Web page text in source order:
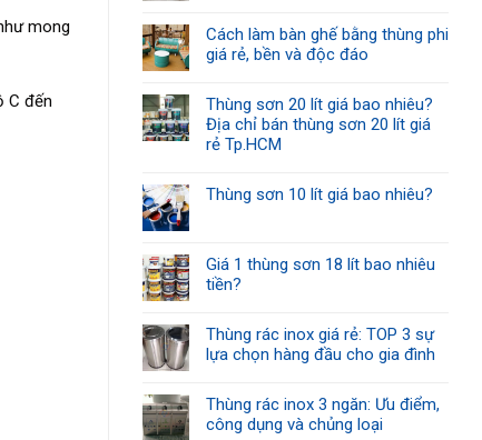
mong
C đến
Cách làm bàn ghế bằng thùng phi
giá rẻ, bền và độc đáo
Thùng sơn 20 lít giá bao nhiêu?
Địa chỉ bán thùng sơn 20 lít giá
rẻ Tp.HCM
Thùng sơn 10 lít giá bao nhiêu?
Giá 1 thùng sơn 18 lít bao nhiêu
tiền?
Thùng rác inox giá rẻ: TOP 3 sự
lựa chọn hàng đầu cho gia đình
Thùng rác inox 3 ngăn: Ưu điểm,
công dụng và chủng loại